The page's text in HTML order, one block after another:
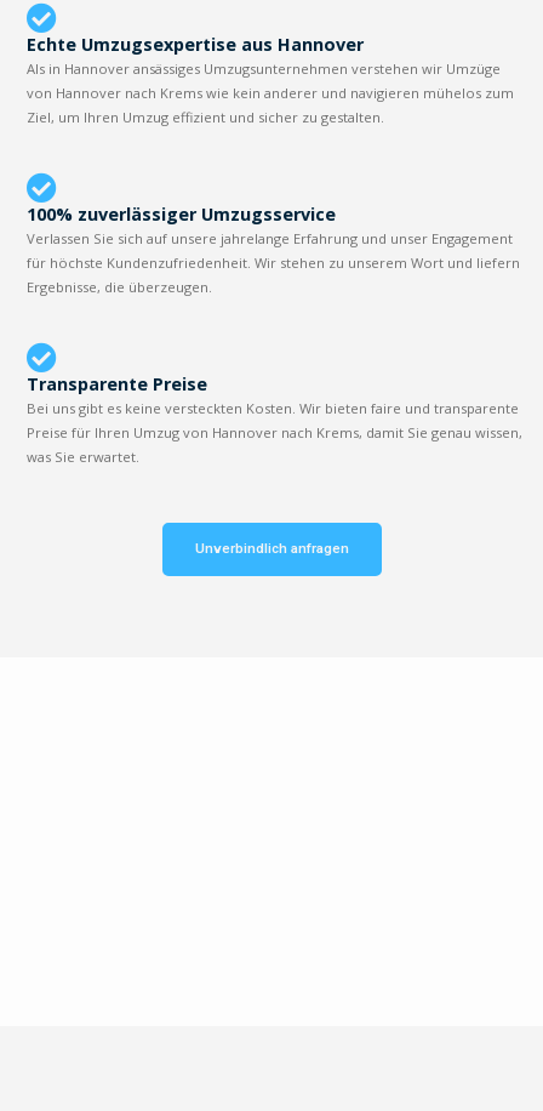
Echte Umzugsexpertise aus Hannover
Als in Hannover ansässiges Umzugsunternehmen verstehen wir Umzüge
von Hannover nach Krems wie kein anderer und navigieren mühelos zum
Ziel, um Ihren Umzug effizient und sicher zu gestalten.
100% zuverlässiger Umzugsservice
Verlassen Sie sich auf unsere jahrelange Erfahrung und unser Engagement
für höchste Kundenzufriedenheit. Wir stehen zu unserem Wort und liefern
Ergebnisse, die überzeugen.
Transparente Preise
Bei uns gibt es keine versteckten Kosten. Wir bieten faire und transparente
Preise für Ihren Umzug von Hannover nach Krems, damit Sie genau wissen,
was Sie erwartet.
Unverbindlich anfragen